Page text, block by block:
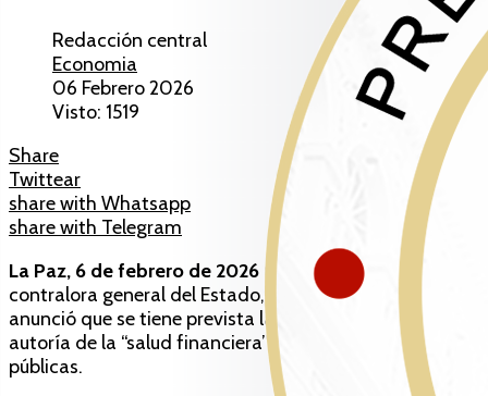
Redacción central
Economia
06 Febrero 2026
Visto: 1519
Share
Twittear
share with Whatsapp
share with Telegram
La Paz, 6 de febrero de 2026 (ABI).- La nueva
contralora general del Estado, Sandra Quiroga,
anunció que se tiene prevista la realización de una
autoría de la “salud financiera” de las empresas
públicas.